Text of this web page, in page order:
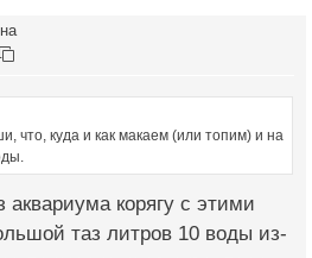
что, куда и как макаем (или топим) и на
корягу с этими
таз литров 10 воды из-